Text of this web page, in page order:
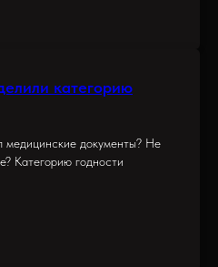
категорию
медицинские документы? Не
Категорию годности